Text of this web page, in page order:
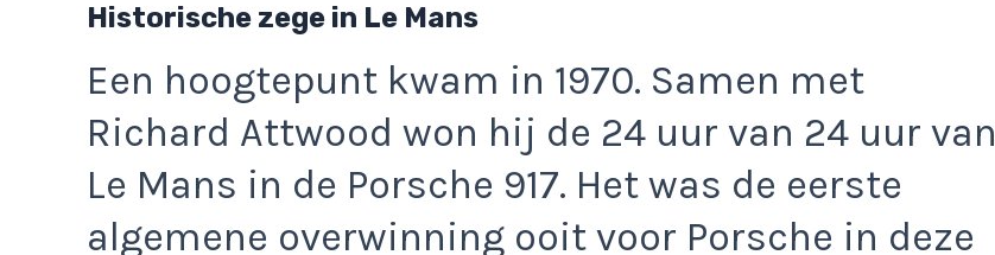
Historische zege in Le Mans
Een hoogtepunt kwam in 1970. Samen met
Richard Attwood won hij de 24 uur van 24 uur van
Le Mans in de Porsche 917. Het was de eerste
algemene overwinning ooit voor Porsche in deze